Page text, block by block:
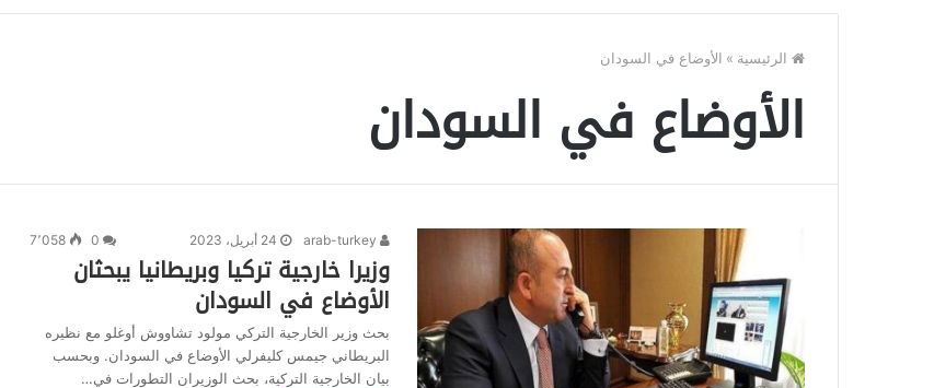
الرئيسية » الأوضاع في السودان
الأوضاع في السودان
24 أبريل، 2023 7٬058
وزيرا خارجية تركيا وبريطانيا يبحثان
الأوضاع في السودان
بحث وزير الخارجية التركي مولود تشاووش أوغلو مع نظيره
البريطاني جيمس كليفرلي الأوضاع في السودان. وبحسب
بيان الخارجية التركية، بحث الوزيران التطورات في…